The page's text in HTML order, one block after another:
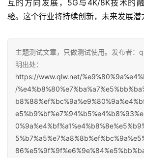
互的方向发展，5G与4K/8K技术的
验。这个行业将持续创新，未来发展潜
主题测试文章，只做测试使用。发布者：
明出处：
https://www.qlw.net/
/